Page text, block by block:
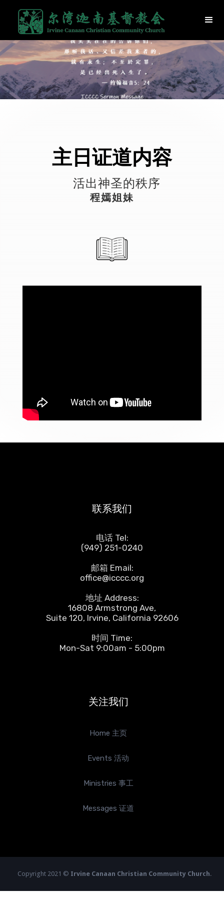
主日证道内容
活出神圣的秩序
程嫣姐妹
联系我们
电话 Tel:
(949) 251-0240
邮箱 Email:
office@icccc.org
地址 Address:
16808 Armstrong Ave,
Suite 120, Irvine, California 92606
时间 Time:
Mon-Sat 9:00am - 5:00pm
关注我们
Home 主页
Events 活动
Ministries 事工
Messages 证道
Copyright 2021 © Irvine Canaan Christian Community Church.